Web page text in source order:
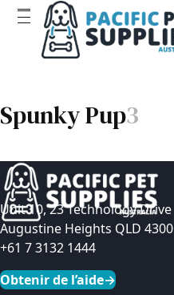
Spunky Pup3
Unit 10, 23 Technology Drive
Augustine Heights QLD 4300
+61 7 3132 1444
Obtenir de l’aide→